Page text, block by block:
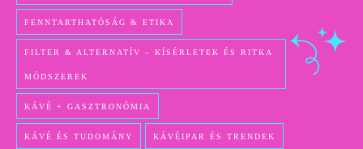
FENNTARTHATÓSÁG & ETIKA
FILTER & ALTERNATÍV – KÍSÉRLETEK ÉS RITKA
MÓDSZEREK
KÁVÉ + GASZTRONÓMIA
KÁVÉ ÉS TUDOMÁNY KÁVÉIPAR ÉS TRENDEK